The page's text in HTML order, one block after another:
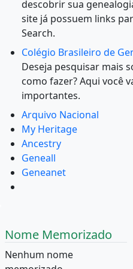
descobrir sua
site já possuem links
Search.
Colégio Brasileiro de
Deseja pesquisar mais
como fazer? Aqui você
importantes.
Arquivo Nacional
My Heritage
Ancestry
Geneall
Geneanet
Nome Memorizado
Nenhum nome